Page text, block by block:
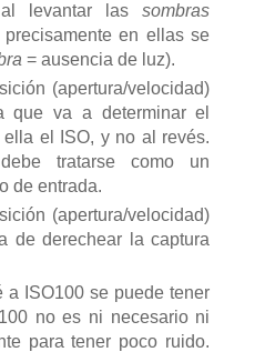
al levantar lassombras
en ellas se
= ausencia de luz).
(apertura/velocidad)
que va a determinar el
el ISO, y no al revés.
tratarse como un
de entrada.
(apertura/velocidad)
de derechear la captura
a ISO100 se puede tener
no es ni necesario ni
para tener poco ruido.